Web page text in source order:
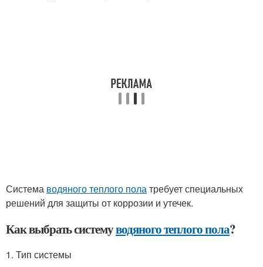
Система водяного теплого полатребует специальных
решений для защиты от коррозии и утечек.
Как выбрать системуводяного теплого пола?
1. Тип системы